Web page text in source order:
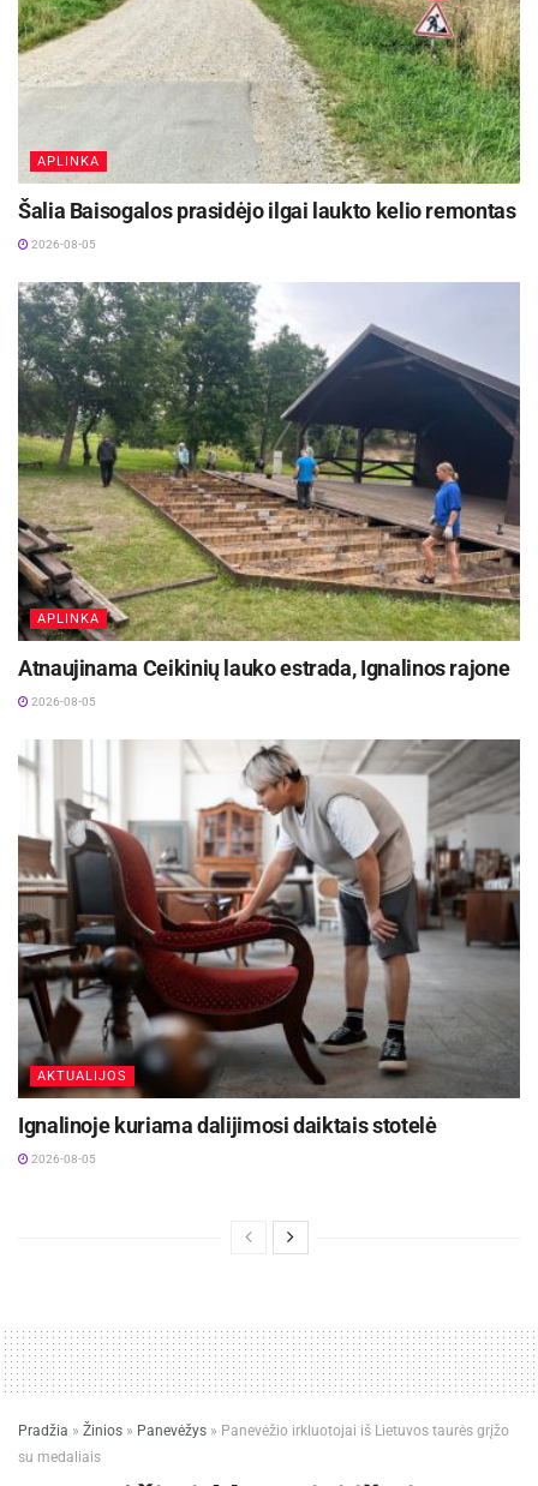
APLINKA
Šalia Baisogalos prasidėjo ilgai laukto kelio remontas
2026-08-05
APLINKA
Atnaujinama Ceikinių lauko estrada, Ignalinos rajone
2026-08-05
AKTUALIJOS
Ignalinoje kuriama dalijimosi daiktais stotelė
2026-08-05
Pradžia » Žinios » Panevėžys » Panevėžio irkluotojai iš Lietuvos taurės grįžo
su medaliais